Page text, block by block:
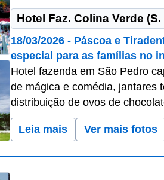
Hotel Faz. Colina Verde
18/03/2026 - Páscoa e
especial para as famílias no
Hotel fazenda em São Pedro
de mágica e comédia, jantares
distribuição de ovos de
Leia mais Ver mais fotos